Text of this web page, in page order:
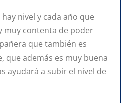
nivel y cada año que
muy contenta de poder
que también es
que además es muy buena
ayudará a subir el nivel de